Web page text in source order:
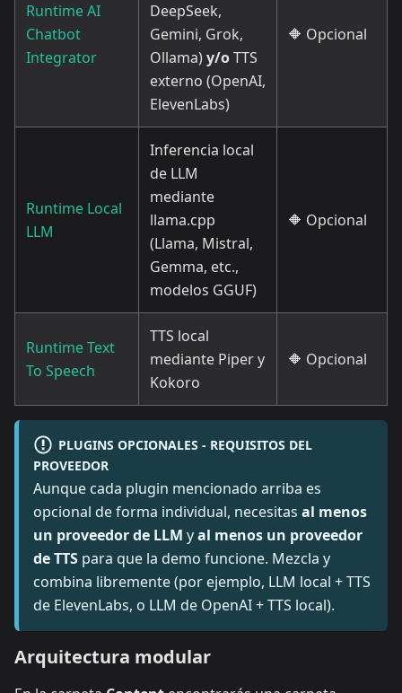
Runtime AI
Chatbot
Integrator
DeepSeek,
Gemini, Grok,
Ollama)y/oTTS
externo (OpenAI,
ElevenLabs)
🔶 Opcional
Runtime Local
LLM
Inferencia local
de LLM
mediante
llama.cpp
(Llama, Mistral,
Gemma, etc.,
modelos GGUF)
🔶 Opcional
Runtime Text
To Speech
TTS local
mediante Piper y
Kokoro
🔶 Opcional
PLUGINS OPCIONALES - REQUISITOS DEL
PROVEEDOR
Aunque cada plugin mencionado arriba es
opcional de forma individual, necesitas al menos
un proveedor de LLM yal menos un proveedor
de TTS para que la demo funcione. Mezcla y
combina libremente (por ejemplo, LLM local + TTS
de ElevenLabs, o LLM de OpenAI + TTS local).
Arquitectura modular